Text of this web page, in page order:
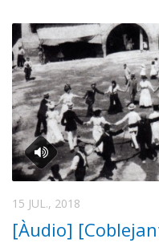
15 JUL., 2018
[Àudio]